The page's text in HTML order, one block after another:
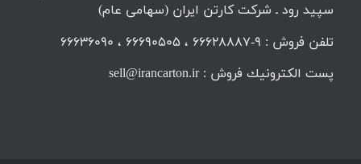
سپید رود ـ شرکت کارتن ایران (سهامی عام)
تلفن فروش : 9-66628887 ، 66690505 ، 66636090
پست الكترونيك فروش : sell@irancarton.ir